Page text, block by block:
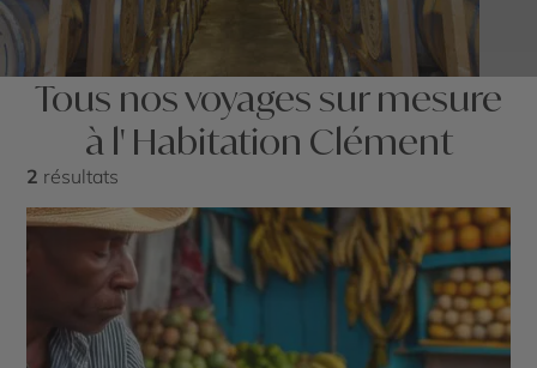
Tous nos voyages sur mesure
à l' Habitation Clément
2 résultats